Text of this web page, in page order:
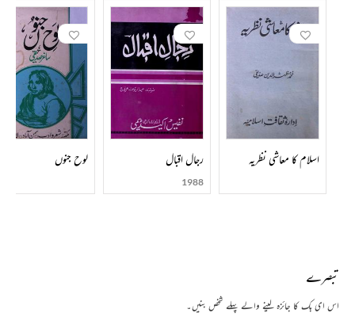
’’ہنس‘‘ نکالا۔ حکومت نے کئی بار اس کی ضمانت ضبط کی لیکن وہ اسے کسی طرح نکالتے رہے۔
1934ء میں وہ اک فلم کمپنی کے بلاوے پر بمبئی آئے اور اک فلم ’’مزدور‘‘ کی کہانی لکھی لیکن بااثر
لوگوں نے بمبئی میں اس کی نمائش پر پابندی لگوا دی۔ یہ فلم دہلی اور لاہور میں ریلیز ہوئی لیکن بعد میں
وہاں بھی پابندی لگ گئی کیونکہ فلم سے صنعتوں میں بے چینی کا خدشہ تھا۔ اس فلم میں انھوں نے خود
بھی مزدوروں کے لیڈر کا رول ادا کیا تھا۔ بمبئی میں انھیں فلموں میں اور بھی تحریری کام مل سکتا تھا
لیکن انھیں فلمی دنیا کے طور طریقے پسند نہیں آئے اور وہ بنارس لوٹ گئے۔ 1936ء میں پریم چند کو
لکھنؤ میں انجمن ترقی پسند مصنفین کا صدرچنا گیا۔ پریم چند کی زندگی کے آخری ایّام تنگدستی اورمسلسل
علالت کے سبب بہت تکلیف سے گزرے۔ 8 اکتوبر 1936 کو ان کا انتقال ہو گیا۔
پریم چند کا اپنی پہلی بیوی سے نباہ نہیں ہوسکا تھا اور وہ الگ ہو کر اپنے میکہ چلی گئی تھیں ان کے الگ
اڑاتے ہوئے لکھا تھا۔ اگلے سال انھوں نے اک اور ڈرامہ ’’ہونہار بروا کے چکنے چکنے پات‘‘ لکھا۔ یہ
اسلام کا معاشی نظریہ رجال اقبال
1988
لوح جنوں
تبصرے
اس ای بک کا جائزہ لینے والے پہلے شخص بنیں۔